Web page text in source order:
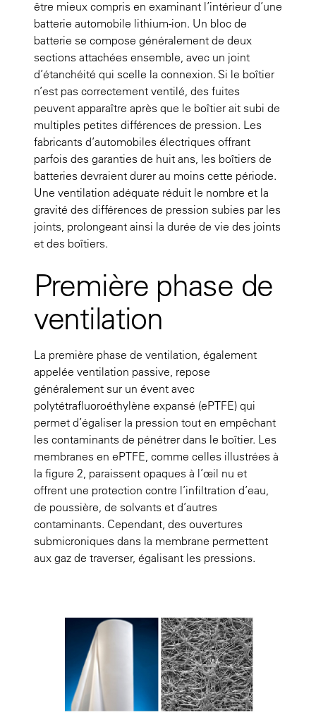
être mieux compris en examinant l’intérieur d’une
batterie automobile lithium-ion. Un bloc de
batterie se compose généralement de deux
sections attachées ensemble, avec un joint
d’étanchéité qui scelle la connexion. Si le boîtier
n’est pas correctement ventilé, des fuites
peuvent apparaître après que le boîtier ait subi de
multiples petites différences de pression. Les
fabricants d’automobiles électriques offrant
parfois des garanties de huit ans, les boîtiers de
batteries devraient durer au moins cette période.
Une ventilation adéquate réduit le nombre et la
gravité des différences de pression subies par les
joints, prolongeant ainsi la durée de vie des joints
et des boîtiers.
Première phase de
ventilation
La première phase de ventilation, également
appelée ventilation passive, repose
généralement sur un évent avec
polytétrafluoroéthylène expansé (ePTFE) qui
permet d’égaliser la pression tout en empêchant
les contaminants de pénétrer dans le boîtier. Les
membranes en ePTFE, comme celles illustrées à
la figure 2 , paraissent opaques à l’œil nu et
offrent une protection contre l’infiltration d’eau,
de poussière, de solvants et d’autres
contaminants. Cependant, des ouvertures
submicroniques dans la membrane permettent
aux gaz de traverser, égalisant les pressions.